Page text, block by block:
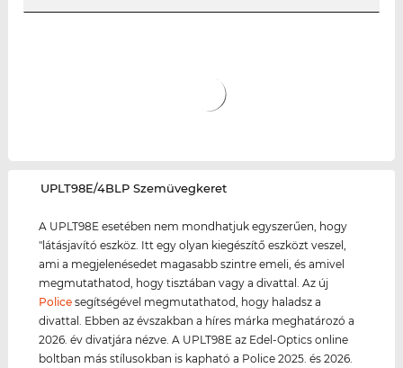
‌UPLT98E/4BLP Szemüvegkeret
A UPLT98E esetében nem mondhatjuk egyszerűen, hogy
"látásjavító eszköz. Itt egy olyan kiegészítő eszközt veszel,
ami a megjelenésedet magasabb szintre emeli, és amivel
megmutathatod, hogy tisztában vagy a divattal. Az új
Police segítségével megmutathatod, hogy haladsz a
divattal. Ebben az évszakban a híres márka meghatározó a
2026. év divatjára nézve. A UPLT98E az Edel-Optics online
boltban más stílusokban is kapható a Police 2025. és 2026.